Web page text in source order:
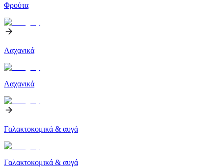
Φρούτα
Λαχανικά
Λαχανικά
Γαλακτοκομικά & αυγά
Γαλακτοκομικά & αυγά